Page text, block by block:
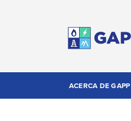
ACERCA DE GAPP